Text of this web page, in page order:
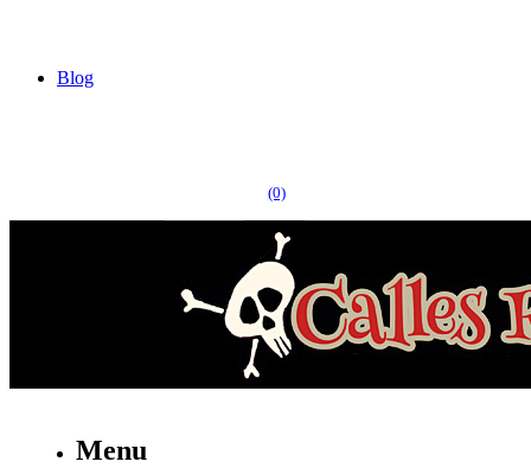
Blog
(0)
Menu